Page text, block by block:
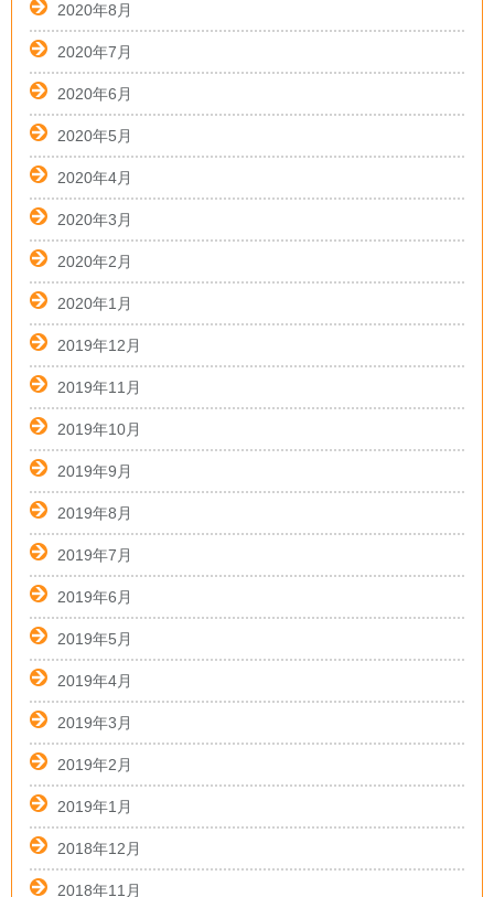
2020年8月
2020年7月
2020年6月
2020年5月
2020年4月
2020年3月
2020年2月
2020年1月
2019年12月
2019年11月
2019年10月
2019年9月
2019年8月
2019年7月
2019年6月
2019年5月
2019年4月
2019年3月
2019年2月
2019年1月
2018年12月
2018年11月